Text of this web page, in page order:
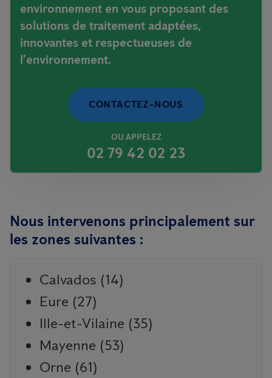
environnement en vous proposant des
solutions de traitement adaptées,
innovantes et respectueuses de
l’environnement.
CONTACTEZ-NOUS
OU APPELEZ
02 79 42 02 23
Nous intervenons principalement sur
les zones suivantes :
Calvados (14)
Eure (27)
Ille-et-Vilaine (35)
Mayenne (53)
Orne (61)